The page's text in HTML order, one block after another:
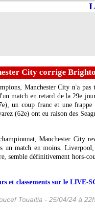
City corrige
Manchester City n'a
match en retard de la 29e
un coup franc et une frappe
(62e) ont eu raison des
Manchester City
un match en moins.
semble définitivement hors-
et classements sur le LIVE-
Touaitia - 25/04/24 à